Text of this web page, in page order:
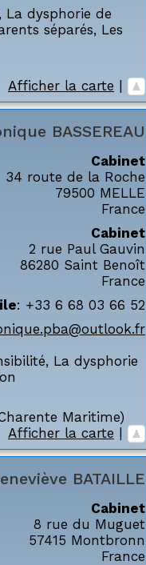
, La dysphorie de
séparés, Les
Afficher la carte |
BASSEREAU
Cabinet
34 route de la Roche
79500 MELLE
France
Cabinet
2 rue Paul Gauvin
86280 Saint Benoît
France
: +33 6 68 03 66 52
, La dysphorie
Maritime)
Afficher la carte |
BATAILLE
Cabinet
8 rue du Muguet
57415 Montbronn
France